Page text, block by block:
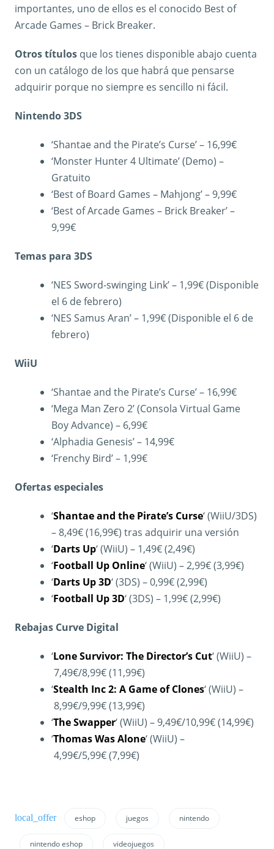
importantes, uno de ellos es el conocido Best of
Arcade Games – Brick Breaker.
Otros títulos que los tienes disponible abajo cuenta
con un catálogo de los que habrá que pensarse
adquirir porque no siempre es sencillo ni fácil.
Nintendo 3DS
‘Shantae and the Pirate’s Curse’ – 16,99€
‘Monster Hunter 4 Ultimate’ (Demo) –
Gratuito
‘Best of Board Games – Mahjong’ – 9,99€
‘Best of Arcade Games – Brick Breaker’ –
9,99€
Temas para 3DS
‘NES Sword-swinging Link’ – 1,99€ (Disponible
el 6 de febrero)
‘NES Samus Aran’ – 1,99€ (Disponible el 6 de
febrero)
WiiU
‘Shantae and the Pirate’s Curse’ – 16,99€
‘Mega Man Zero 2’ (Consola Virtual Game
Boy Advance) – 6,99€
‘Alphadia Genesis’ – 14,99€
‘Frenchy Bird’ – 1,99€
Ofertas especiales
‘Shantae and the Pirate’s Curse‘ (WiiU/3DS)
– 8,49€ (16,99€) tras adquirir una versión
‘Darts Up‘ (WiiU) – 1,49€ (2,49€)
‘Football Up Online‘ (WiiU) – 2,99€ (3,99€)
‘Darts Up 3D‘ (3DS) – 0,99€ (2,99€)
‘Football Up 3D‘ (3DS) – 1,99€ (2,99€)
Rebajas Curve Digital
‘Lone Survivor: The Director’s Cut‘ (WiiU) –
7,49€/8,99€ (11,99€)
‘Stealth Inc 2: A Game of Clones‘ (WiiU) –
8,99€/9,99€ (13,99€)
‘The Swapper‘ (WiiU) – 9,49€/10,99€ (14,99€)
‘Thomas Was Alone‘ (WiiU) –
4,99€/5,99€ (7,99€)
eshop juegos nintendo
nintendo eshop videojuegos